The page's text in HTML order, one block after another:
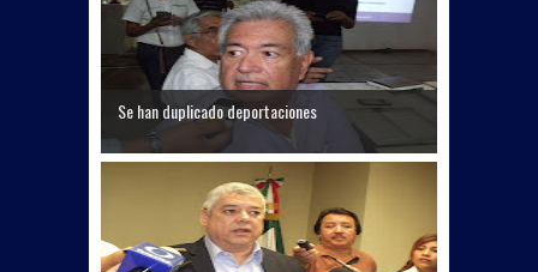
Se han duplicado deportaciones